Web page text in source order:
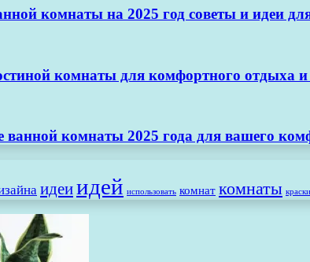
комнаты на 2025 год советы и идеи
комнаты для комфортного отдыха
ванной комнаты 2025 года для вашего
идеиидей использовать комнат комнаты краски